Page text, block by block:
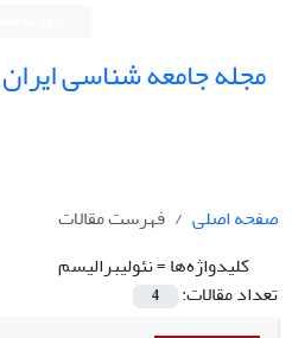
مجله جامعه شناسی ایران
صفحه اصلی
فهرست مقالات
کلیدواژه‌ها =نئولیبرالیسم
تعداد مقالات:
4